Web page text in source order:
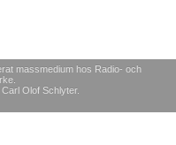
massmedium hos Radio- och
Olof Schlyter.